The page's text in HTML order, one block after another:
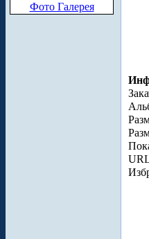
Фото Галерея